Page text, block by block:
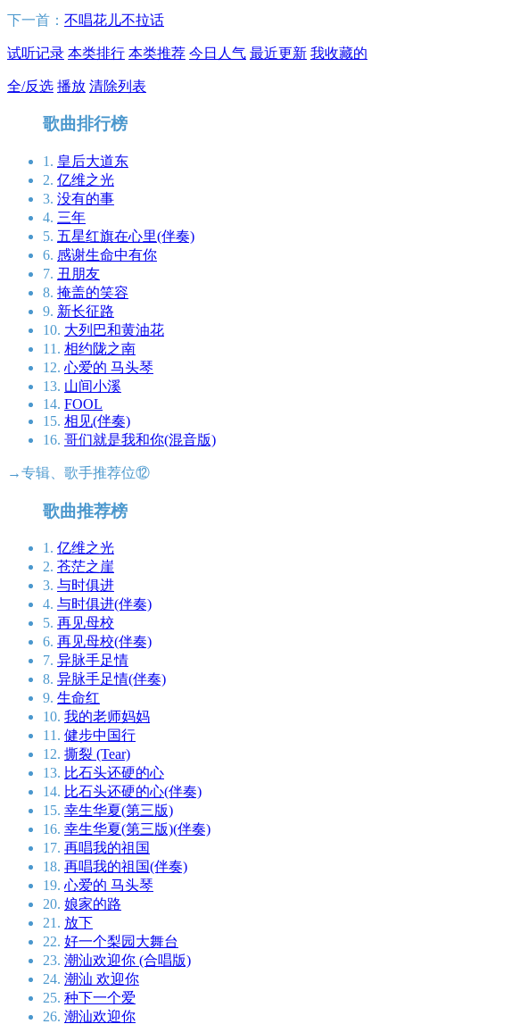
下一首： 不唱花儿不拉话
试听记录 本类排行 本类推荐 今日人气 最近更新 我收藏的
全/反选 播放 清除列表
歌曲排行榜
1. 皇后大道东
2. 亿维之光
3. 没有的事
4. 三年
5. 五星红旗在心里(伴奏)
6. 感谢生命中有你
7. 丑朋友
8. 掩盖的笑容
9. 新长征路
10. 大列巴和黄油花
11. 相约陇之南
12. 心爱的 马头琴
13. 山间小溪
14. FOOL
15. 相见(伴奏)
16. 哥们就是我和你(混音版)
→专辑、歌手推荐位⑫
歌曲推荐榜
1. 亿维之光
2. 苍茫之崖
3. 与时俱进
4. 与时俱进(伴奏)
5. 再见母校
6. 再见母校(伴奏)
7. 异脉手足情
8. 异脉手足情(伴奏)
9. 生命红
10. 我的老师妈妈
11. 健步中国行
12. 撕裂 (Tear)
13. 比石头还硬的心
14. 比石头还硬的心(伴奏)
15. 幸生华夏(第三版)
16. 幸生华夏(第三版)(伴奏)
17. 再唱我的祖国
18. 再唱我的祖国(伴奏)
19. 心爱的 马头琴
20. 娘家的路
21. 放下
22. 好一个梨园大舞台
23. 潮汕欢迎你 (合唱版)
24. 潮汕 欢迎你
25. 种下一个爱
26. 潮汕欢迎你